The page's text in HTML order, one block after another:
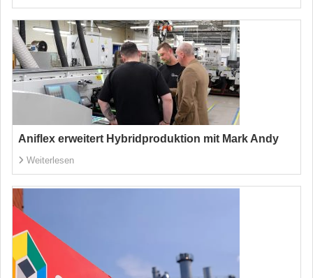
Aniflex erweitert Hybridproduktion mit Mark Andy
Weiterlesen